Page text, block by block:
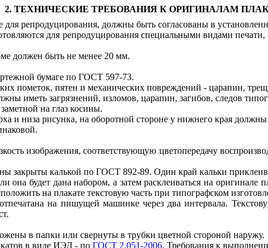
2. ТЕХНИЧЕСКИЕ ТРЕБОВАНИЯ К ОРИГИНАЛАМ
репродуцирования, должны быть согласованы в
для репродуцирования специальными видами
должен быть не менее 20 мм.
бумаге по ГОСТ 597-73.
пометок, пятен и механических повреждений - царапин,
иметь загрязнений, изломов, царапин, загибов, следов
на глаз косины.
и низа рисунка, на оборотной стороне у нижнего края
изображения, соответствующую цветопередачу
закрыты калькой по ГОСТ 892-89. Один край кальки
она будет дана набором, а затем расклеиваться на
на плакате текстовую часть при типографском
на пишущей машинке через два интервала.
в папки или свернуты в трубки цветной стороной наружу.
в виде ИЭД - по ГОСТ 2.051-2006. Требования к